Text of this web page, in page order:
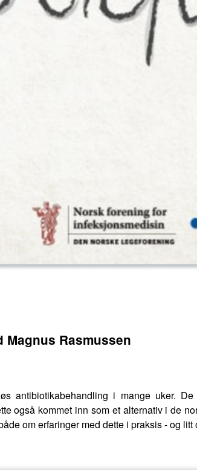
Rasmussen
antibiotikabehandling i mange uker.
også kommet inn som et alternativ i de
om erfaringer med dette i praksis - og